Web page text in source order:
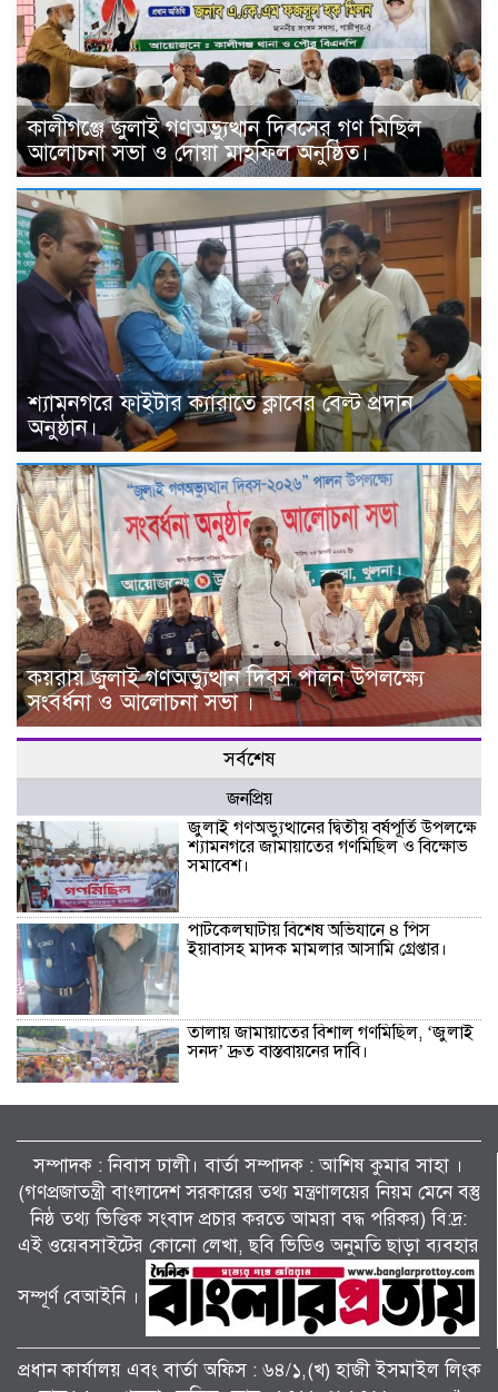
কালীগঞ্জে জুলাই গণঅভ্যুত্থান দিবসের গণ মিছিল
আলোচনা সভা ও দোয়া মাহফিল অনুষ্ঠিত।
শ্যামনগরে ফাইটার ক্যারাতে ক্লাবের বেল্ট প্রদান
অনুষ্ঠান।
কয়রায় জুলাই গণঅভ্যুত্থান দিবস পালন উপলক্ষ্যে
সংবর্ধনা ও আলোচনা সভা ।
সর্বশেষ
জনপ্রিয়
জুলাই গণঅভ্যুত্থানের দ্বিতীয় বর্ষপূর্তি উপলক্ষে
শ্যামনগরে জামায়াতের গণমিছিল ও বিক্ষোভ
সমাবেশ।
পাটকেলঘাটায় বিশেষ অভিযানে ৪ পিস
ইয়াবাসহ মাদক মামলার আসামি গ্রেপ্তার।
তালায় জামায়াতের বিশাল গণমিছিল, ‘জুলাই
সনদ’ দ্রুত বাস্তবায়নের দাবি।
কালীগঞ্জে জুলাই গণঅভ্যুত্থান দিবসের গণ
মিছিল আলোচনা সভা ও দোয়া মাহফিল
অনুষ্ঠিত।
শ্যামনগরে ফাইটার ক্যারাতে ক্লাবের বেল্ট
প্রদান অনুষ্ঠান।
কয়রায় জুলাই গণঅভ্যুত্থান দিবস পালন
উপলক্ষ্যে সংবর্ধনা ও আলোচনা সভা ।
সম্পাদক : নিবাস ঢালী। বার্তা সম্পাদক : আশিষ কুমাৱ সাহা ।
(গণপ্রজাতন্ত্রী বাংলাদেশ সরকারের তথ্য মন্ত্রণালয়ের নিয়ম মেনে বস্তু
নিষ্ঠ তথ্য ভিত্তিক সংবাদ প্রচার করতে আমরা বদ্ধ পরিকর) বি:দ্র:
এই ওয়েবসাইটের কোনো লেখা, ছবি ভিডিও অনুমতি ছাড়া ব্যবহার
সম্পূর্ণ বেআইনি ।
প্রধান কার্যালয় এবং বার্তা অফিস : ৬৪/১,(খ) হাজী ইসমাইল লিংক